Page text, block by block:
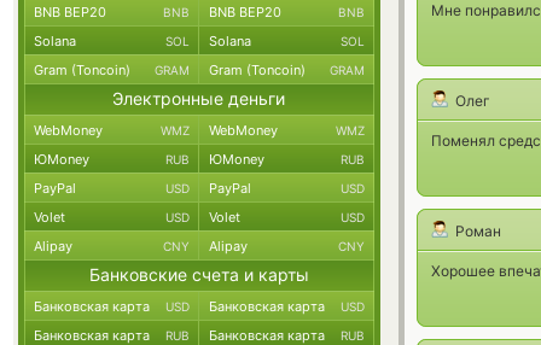
Мне
Олег
Поменял
Роман
Хорошее
BNB BEP20 BNB BNB BEP20 BNB
Solana SOL Solana SOL
Gram (Toncoin) GRAM Gram (Toncoin) GRAM
Электронные деньги
WebMoney WMZ WebMoney WMZ
ЮMoney RUB ЮMoney RUB
PayPal USD PayPal USD
Volet USD Volet USD
Alipay CNY Alipay CNY
Банковские счета и карты
Банковская карта USD Банковская карта USD
Банковская карта RUB Банковская карта RUB